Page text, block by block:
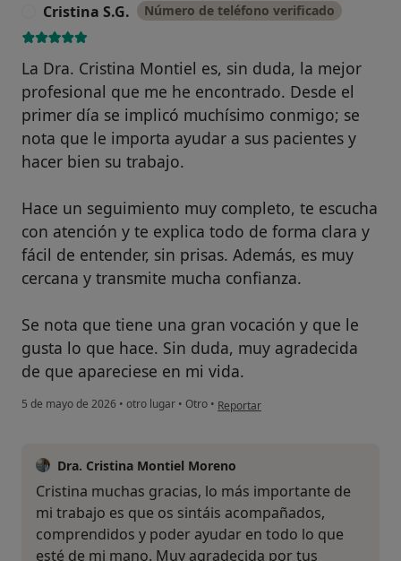
Cristina S.G. Número de teléfono verificado
La Dra. Cristina Montiel es, sin duda, la mejor
profesional que me he encontrado. Desde el
primer día se implicó muchísimo conmigo; se
nota que le importa ayudar a sus pacientes y
hacer bien su trabajo.
Hace un seguimiento muy completo, te escucha
con atención y te explica todo de forma clara y
fácil de entender, sin prisas. Además, es muy
cercana y transmite mucha confianza.
Se nota que tiene una gran vocación y que le
gusta lo que hace. Sin duda, muy agradecida
de que apareciese en mi vida.
5 de mayo de 2026 • otro lugar • Otro • en opinión del usuario Cristina S.G.
Reportar
Dra. Cristina Montiel Moreno
Cristina muchas gracias, lo más importante de
mi trabajo es que os sintáis acompañados,
comprendidos y poder ayudar en todo lo que
esté de mi mano. Muy agradecida por tus